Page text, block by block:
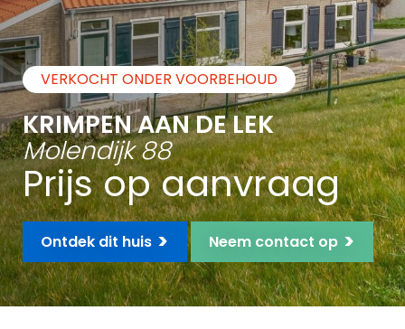
VERKOCHT ONDER VOORBEHOUD
KRIMPEN AAN DE LEK
Molendijk 88
Prijs op aanvraag
Ontdek dit huis > Neem contact op >